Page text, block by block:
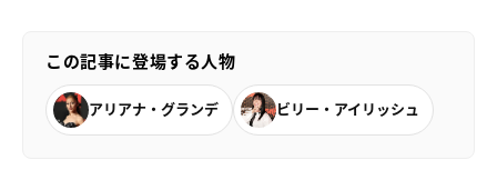
この記事に登場する人物
アリアナ・グランデ ビリー・アイリッシュ